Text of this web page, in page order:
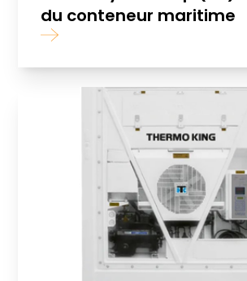
du conteneur maritime